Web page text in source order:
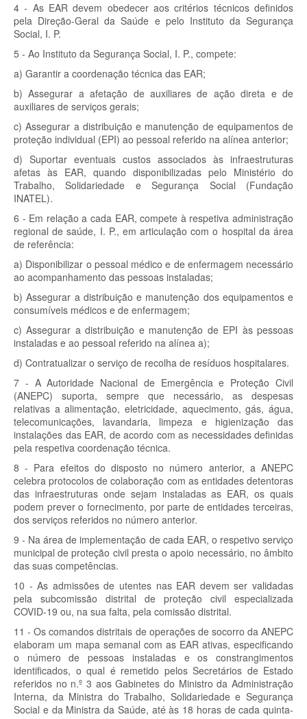
4 - As EAR devem obedecer aos critérios técnicos definidos
pela Direção-Geral da Saúde e pelo Instituto da Segurança
Social, I. P.
5 - Ao Instituto da Segurança Social, I. P., compete:
a) Garantir a coordenação técnica das EAR;
b) Assegurar a afetação de auxiliares de ação direta e de
auxiliares de serviços gerais;
c) Assegurar a distribuição e manutenção de equipamentos de
proteção individual (EPI) ao pessoal referido na alínea anterior;
d) Suportar eventuais custos associados às infraestruturas
afetas às EAR, quando disponibilizadas pelo Ministério do
Trabalho, Solidariedade e Segurança Social (Fundação
INATEL).
6 - Em relação a cada EAR, compete à respetiva administração
regional de saúde, I. P., em articulação com o hospital da área
de referência:
a) Disponibilizar o pessoal médico e de enfermagem necessário
ao acompanhamento das pessoas instaladas;
b) Assegurar a distribuição e manutenção dos equipamentos e
consumíveis médicos e de enfermagem;
c) Assegurar a distribuição e manutenção de EPI às pessoas
instaladas e ao pessoal referido na alínea a);
d) Contratualizar o serviço de recolha de resíduos hospitalares.
7 - A Autoridade Nacional de Emergência e Proteção Civil
(ANEPC) suporta, sempre que necessário, as despesas
relativas a alimentação, eletricidade, aquecimento, gás, água,
telecomunicações, lavandaria, limpeza e higienização das
instalações das EAR, de acordo com as necessidades definidas
pela respetiva coordenação técnica.
8 - Para efeitos do disposto no número anterior, a ANEPC
celebra protocolos de colaboração com as entidades detentoras
das infraestruturas onde sejam instaladas as EAR, os quais
podem prever o fornecimento, por parte de entidades terceiras,
dos serviços referidos no número anterior.
9 - Na área de implementação de cada EAR, o respetivo serviço
municipal de proteção civil presta o apoio necessário, no âmbito
das suas competências.
10 - As admissões de utentes nas EAR devem ser validadas
pela subcomissão distrital de proteção civil especializada
COVID-19 ou, na sua falta, pela comissão distrital.
11 - Os comandos distritais de operações de socorro da ANEPC
elaboram um mapa semanal com as EAR ativas, especificando
o número de pessoas instaladas e os constrangimentos
identificados, o qual é remetido pelos Secretários de Estado
referidos no n.º 3 aos Gabinetes do Ministro da Administração
Interna, da Ministra do Trabalho, Solidariedade e Segurança
Social e da Ministra da Saúde, até às 18 horas de cada quinta-